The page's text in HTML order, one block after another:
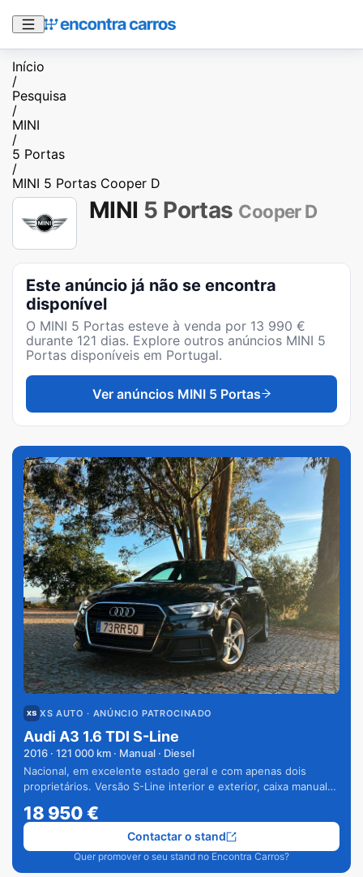
Início
/
Pesquisa
/
MINI
/
5 Portas
/
MINI 5 Portas Cooper D
MINI 5 Portas Cooper D
Este anúncio já não se encontra
disponível
O MINI 5 Portas esteve à venda por 13 990 €
durante 121 dias. Explore outros anúncios MINI 5
Portas disponíveis em Portugal.
Ver anúncios MINI 5 Portas
XS AUTO · ANÚNCIO PATROCINADO
Audi A3 1.6 TDI S-Line
2016 · 121 000 km · Manual · Diesel
Nacional, em excelente estado geral e com apenas dois
proprietários. Versão S-Line interior e exterior, caixa manual
18 950€
Quer promover o seu stand no Encontra Carros?
Contactar o stand